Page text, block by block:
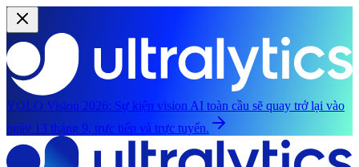
YOLO Vision 2026: Sự kiện vision AI toàn cầu sẽ quay trở lại vào
ngày 13 tháng 9, trực tiếp và trực tuyến.